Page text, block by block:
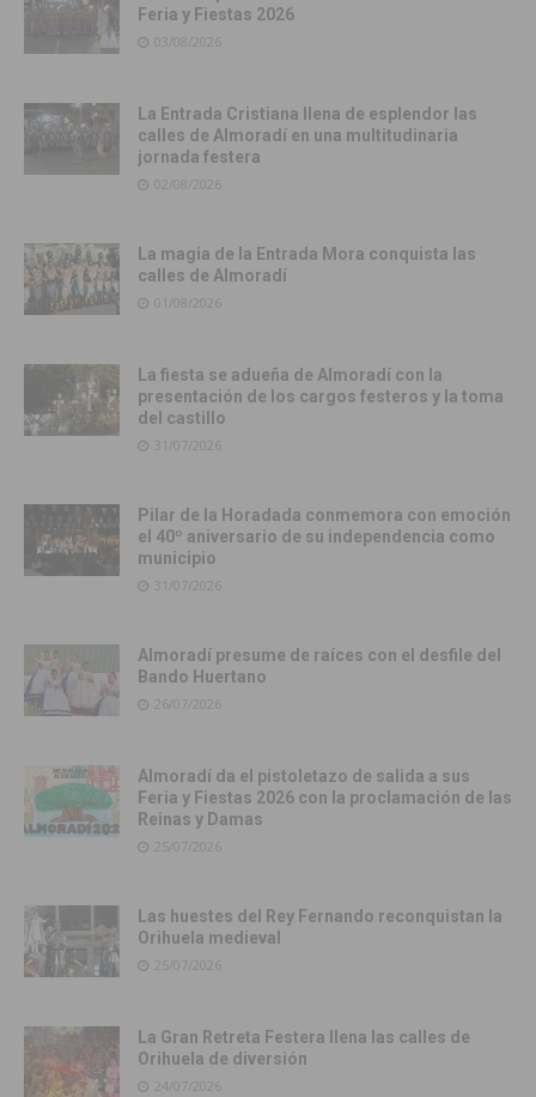
Feria y Fiestas 2026
03/08/2026
La Entrada Cristiana llena de esplendor las
calles de Almoradí en una multitudinaria
jornada festera
02/08/2026
La magia de la Entrada Mora conquista las
calles de Almoradí
01/08/2026
La fiesta se adueña de Almoradí con la
presentación de los cargos festeros y la toma
del castillo
31/07/2026
Pilar de la Horadada conmemora con emoción
el 40º aniversario de su independencia como
municipio
31/07/2026
Almoradí presume de raíces con el desfile del
Bando Huertano
26/07/2026
Almoradí da el pistoletazo de salida a sus
Feria y Fiestas 2026 con la proclamación de las
Reinas y Damas
25/07/2026
Las huestes del Rey Fernando reconquistan la
Orihuela medieval
25/07/2026
La Gran Retreta Festera llena las calles de
Orihuela de diversión
24/07/2026